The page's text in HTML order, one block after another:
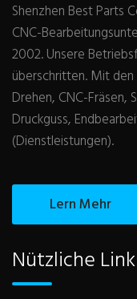
Shenzhen Best Parts
CNC-
2002. Unsere
überschritten. Mit den
Drehen, CNC-Fräsen,
Druckguss,
(Dienstleistungen).
Lern Mehr
Nützliche